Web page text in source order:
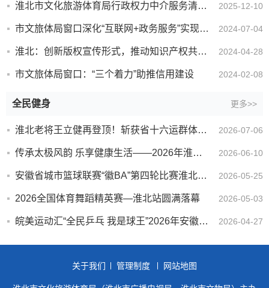
淮北市文化旅游体育局行政权力中介服务清单（2023年版） 2025-12-10
市文旅体局窗口深化“互联网+政务服务”实现政务服务高效能 2024-07-04
淮北：创新版权宣传形式，推动知识产权共维护 2024-04-28
市文旅体局窗口：“三个着力”助推信用建设 2024-02-08
全民健身 更多>>
淮北老将王立健再登顶！斩获省十六运群体部乒乓球60-69岁组男单冠军 2026-07-06
传承太极风韵 乐享健康生活——2026年淮北市太极拳交流展示活动圆满举办 2026-06-10
安徽省城市篮球联赛“徽BA”第四轮比赛淮北男篮客场战胜铜陵男篮 2026-05-25
2026全国体育舞蹈精英赛—淮北站圆满落幕 2026-05-03
皖美运动汇“全民乒乓 我是球王”2026年安徽省乒乓球联赛濉溪县海选赛火热进行 2026-04-27
关于我们 管理制度 网站地图